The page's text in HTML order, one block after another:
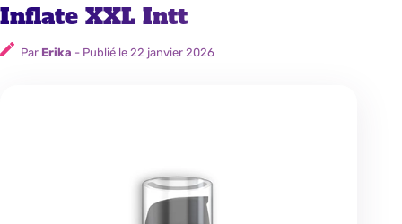
Inflate XXL Intt
Par Erika - Publié le 22 janvier 2026